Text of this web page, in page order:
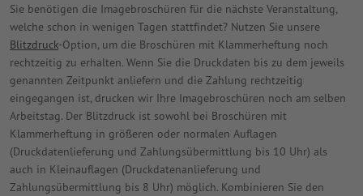
Sie benötigen die Imagebroschüren für die nächste Veranstaltung,
welche schon in wenigen Tagen stattfindet? Nutzen Sie unsere
Blitzdruck-Option, um die Broschüren mit Klammerheftung noch
rechtzeitig zu erhalten. Wenn Sie die Druckdaten bis zu dem jeweils
genannten Zeitpunkt anliefern und die Zahlung rechtzeitig
eingegangen ist, drucken wir Ihre Imagebroschüren noch am selben
Arbeitstag. Der Blitzdruck ist sowohl bei Broschüren mit
Klammerheftung in größeren oder normalen Auflagen
(Druckdatenlieferung und Zahlungsübermittlung bis 10 Uhr) als
auch in Kleinauflagen (Druckdatenanlieferung und
Zahlungsübermittlung bis 8 Uhr) möglich. Kombinieren Sie den